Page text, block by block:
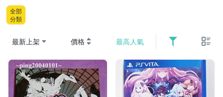
全部
分類
最新上架 價格 最高人氣